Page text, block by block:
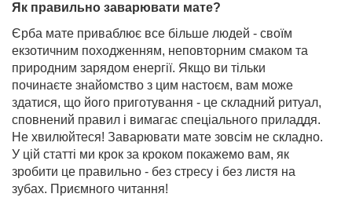
Як правильно заварювати мате?
Єрба мате приваблює все більше людей - своїм
екзотичним походженням, неповторним смаком та
природним зарядом енергії. Якщо ви тільки
починаєте знайомство з цим настоєм, вам може
здатися, що його приготування - це складний ритуал,
сповнений правил і вимагає спеціального приладдя.
Не хвилюйтеся! Заварювати мате зовсім не складно.
У цій статті ми крок за кроком покажемо вам, як
зробити це правильно - без стресу і без листя на
зубах. Приємного читання!